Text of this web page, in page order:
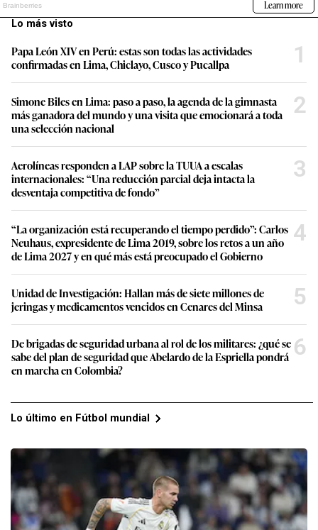
Lo más visto
Papa León XIV en Perú: estas son todas las actividades
confirmadas en Lima, Chiclayo, Cusco y Pucallpa
1
Simone Biles en Lima: paso a paso, la agenda de la gimnasta
más ganadora del mundo y una visita que emocionará a toda
una selección nacional
2
Aerolíneas responden a LAP sobre la TUUA a escalas
internacionales: “Una reducción parcial deja intacta la
desventaja competitiva de fondo”
3
“La organización está recuperando el tiempo perdido”: Carlos
Neuhaus, expresidente de Lima 2019, sobre los retos a un año
de Lima 2027 y en qué más está preocupado el Gobierno
4
Unidad de Investigación: Hallan más de siete millones de
jeringas y medicamentos vencidos en Cenares del Minsa
5
De brigadas de seguridad urbana al rol de los militares: ¿qué se
sabe del plan de seguridad que Abelardo de la Espriella pondrá
en marcha en Colombia?
6
Lo último en Fútbol mundial